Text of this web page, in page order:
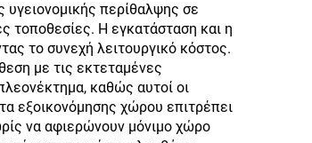
υγειονομικής περίθαλψης σε
τοποθεσίες. Η εγκατάσταση και η
το συνεχή λειτουργικό κόστος.
με τις εκτεταμένες
καθώς αυτοί οι
εξοικονόμησης χώρου επιτρέπει
να αφιερώνουν μόνιμο χώρο